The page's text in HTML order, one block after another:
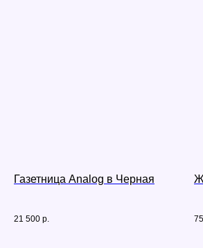
Газетница Analog в Черная
21 500 р.